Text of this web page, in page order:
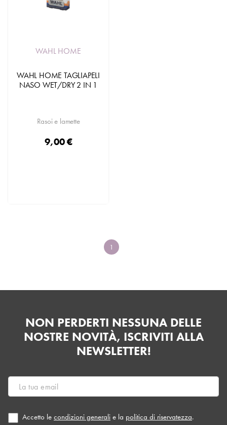
WAHL HOME
WAHL HOME TAGLIAPELI
NASO WET/DRY 2 IN 1
Rasoi e lamette
9,00 €
1
NON PERDERTI NESSUNA DELLE
NOSTRE NOVITÀ, ISCRIVITI ALLA
NEWSLETTER!
Accetto le condizioni generali e la politica di riservatezza.